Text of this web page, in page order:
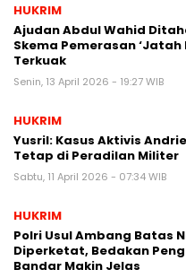
HUKRIM
Ajudan Abdul Wahid
Skema Pemerasan ‘Jatah
Terkuak
Senin, 13 April 2026 - 19:27 WIB
HUKRIM
Yusril: Kasus Aktivis
Tetap di Peradilan Militer
Sabtu, 11 April 2026 - 07:34 WIB
HUKRIM
Polri Usul Ambang Batas
Diperketat, Bedakan
Bandar Makin Jelas